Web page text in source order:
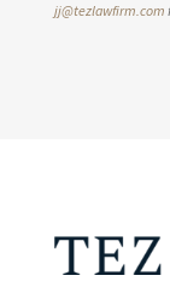
jj@tezlawfirm.com